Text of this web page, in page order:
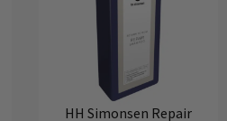
HH Simonsen Repair